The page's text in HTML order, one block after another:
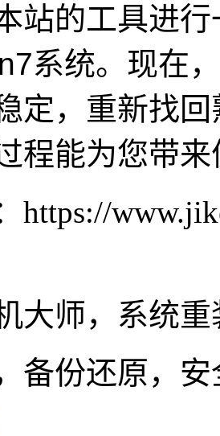
站的工具进
系统。现在
定，重新找
程能为您带来
https://
大师，系统
备份还原，